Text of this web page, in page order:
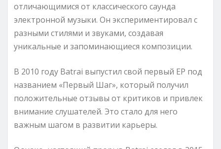
отличающимися от классического саунда
электронной музыки. Он экспериментировал с
разными стилями и звуками, создавая
уникальные и запоминающиеся композиции.
В 2010 году Batrai выпустил свой первый EP под
названием «Первый Шаг», который получил
положительные отзывы от критиков и привлек
внимание слушателей. Это стало для него
важным шагом в развитии карьеры.